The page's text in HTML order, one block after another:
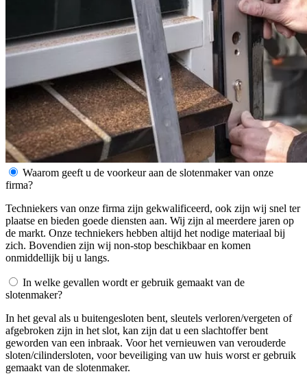
Waarom geeft u de voorkeur aan de slotenmaker van onze
firma?
Techniekers van onze firma zijn gekwalificeerd, ook zijn wij snel ter
plaatse en bieden goede diensten aan. Wij zijn al meerdere jaren op
de markt. Onze techniekers hebben altijd het nodige materiaal bij
zich. Bovendien zijn wij non-stop beschikbaar en komen
onmiddellijk bij u langs.
In welke gevallen wordt er gebruik gemaakt van de
slotenmaker?
In het geval als u buitengesloten bent, sleutels verloren/vergeten of
afgebroken zijn in het slot, kan zijn dat u een slachtoffer bent
geworden van een inbraak. Voor het vernieuwen van verouderde
sloten/cilindersloten, voor beveiliging van uw huis worst er gebruik
gemaakt van de slotenmaker.